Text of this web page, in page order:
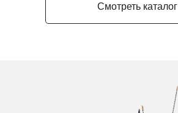
Смотреть каталог